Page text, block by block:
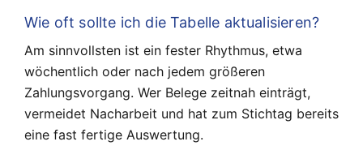
Wie oft sollte ich die Tabelle aktualisieren?
Am sinnvollsten ist ein fester Rhythmus, etwa
wöchentlich oder nach jedem größeren
Zahlungsvorgang. Wer Belege zeitnah einträgt,
vermeidet Nacharbeit und hat zum Stichtag bereits
eine fast fertige Auswertung.